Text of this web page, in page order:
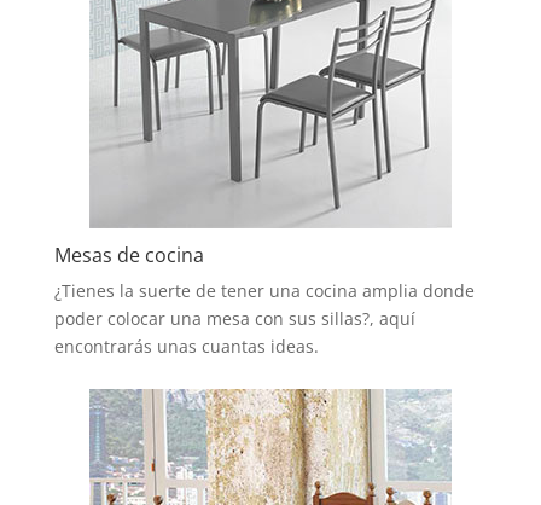
Mesas de cocina
¿Tienes la suerte de tener una cocina amplia donde
poder colocar una mesa con sus sillas?, aquí
encontrarás unas cuantas ideas.